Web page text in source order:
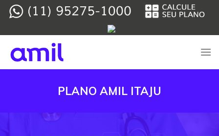
Skip
PLANO AMIL ITAJU